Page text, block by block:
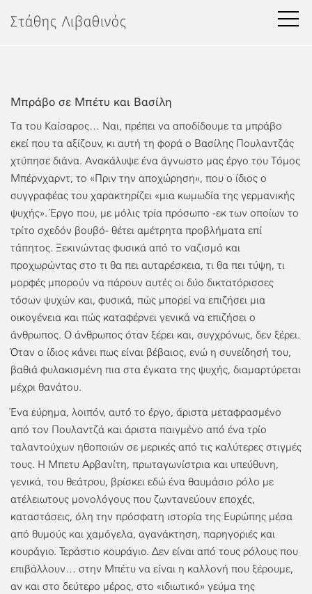
στοΣτάθης Λιβαθινός
Μπράβο σε Μπέτυ και Βασίλη
Τα του Καίσαρος… Ναι, πρέπει να αποδίδουμε τα μπράβο
εκεί που τα αξίζουν, κι αυτή τη φορά ο Βασίλης Πουλαντζάς
χτύπησε διάνα. Ανακάλυψε ένα άγνωστο μας έργο του Τόμος
Μπέρνχαρντ, το «Πριν την αποχώρηση», που ο ίδιος ο
συγγραφέας του χαρακτηρίζει «μια κωμωδία της γερμανικής
ψυχής». Έργο που, με μόλις τρία πρόσωπο -εκ των οποίων το
τρίτο σχεδόν βουβό- θέτει αμέτρητα προβλήματα επί
τάπητος. Ξεκινώντας φυσικά από το ναζισμό και
προχωρώντας στο τι θα πει αυταρέσκεια, τι θα πει τύψη, τι
μορφές μπορούν να πάρουν αυτές οι δύο δικτατόρισσες
τόσων ψυχών και, φυσικά, πώς μπορεί να επιζήσει μια
οικογένεια και πώς καταφέρνει γενικά να επιζήσει ο
άνθρωπος. Ο άνθρωπος όταν ξέρει και, συγχρόνως, δεν ξέρει.
Όταν ο ίδιος κάνει πως είναι βέβαιος, ενώ η συνείδησή του,
βαθιά φυλακισμένη πια στα έγκατα της ψυχής, διαμαρτύρεται
μέχρι θανάτου.
Ένα εύρημα, λοιπόν, αυτό το έργο, άριστα μεταφρασμένο
από τον Πουλαντζά και άριστα παιγμένο από ένα τρίο
ταλαντούχων ηθοποιών σε μερικές από τις καλύτερες στιγμές
τους. Η Μπετυ Αρβανίτη, πρωταγωνίστρια και υπεύθυνη,
γενικά, του θεάτρου, βρίσκει εδώ ένα θαυμάσιο ρόλο με
ατέλειωτους μονολόγους που ζωντανεύουν εποχές,
καταστάσεις, όλη την πρόσφατη ιστορία της Ευρώπης μέσα
από θυμούς και χαμόγελα, αγανάκτηση, παρηγοριές και
κουράγιο. Τεράστιο κουράγιο. Δεν είναι από τους ρόλους που
επιβάλλουν… στην Μπέτυ να είναι η καλλονή που ξέρουμε,
αν και στο δεύτερο μέρος, στο «ιδιωτικό» γεύμα της